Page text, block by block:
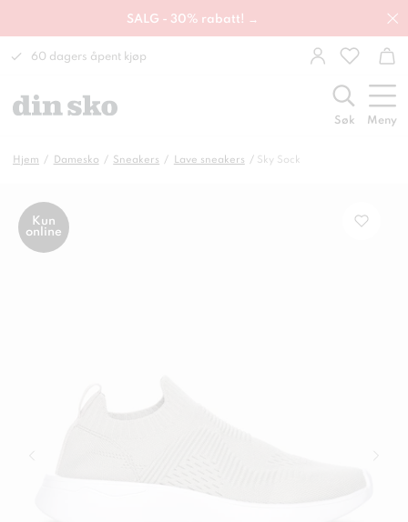
SALG - 30% rabatt! →
60 dagers åpent kjøp
Søk Meny
Hjem Damesko Sneakers Lave sneakers Sky Sock
Kun
online